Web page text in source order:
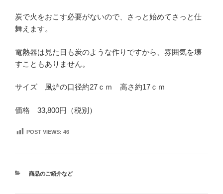
炭で火をおこす必要がないので、さっと始めてさっと仕
舞えます。
電熱器は見た目も炭のような作りですから、雰囲気を壊
すこともありません。
サイズ 風炉の口径約27ｃｍ 高さ約17ｃｍ
価格 33,800円（税別）
POST VIEWS: 46
カ
商品のご紹介など